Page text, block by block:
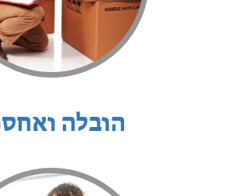
הובלה